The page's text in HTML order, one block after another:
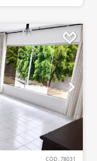
CÓD.:78031